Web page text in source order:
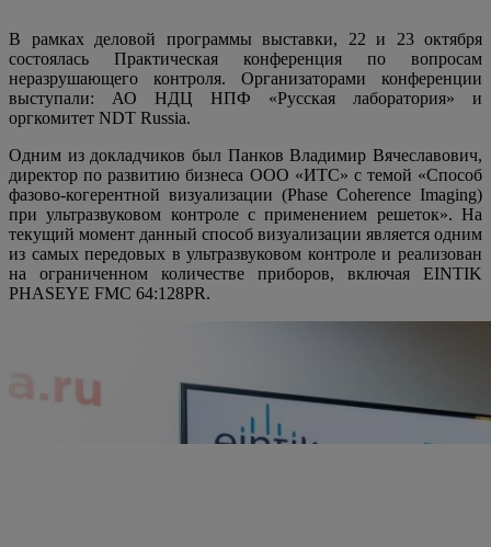
В рамках деловой программы выставки, 22 и 23 октября
состоялась Практическая конференция по вопросам
неразрушающего контроля. Организаторами конференции
выступали: АО НДЦ НПФ «Русская лаборатория» и
оргкомитет NDT Russia.
Одним из докладчиков был Панков Владимир Вячеславович,
директор по развитию бизнеса ООО «ИТС» с темой «Способ
фазово-когерентной визуализации (Phase Coherence Imaging)
при ультразвуковом контроле с применением решеток». На
текущий момент данный способ визуализации является одним
из самых передовых в ультразвуковом контроле и реализован
на ограниченном количестве приборов, включая EINTIK
PHASEYE FMC 64:128PR.